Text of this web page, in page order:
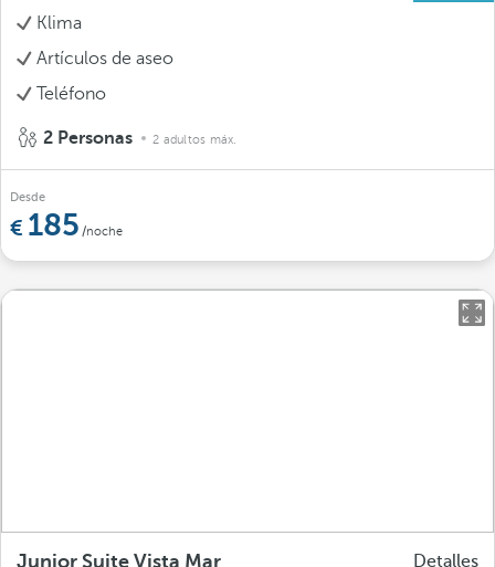
Klima
Artículos de aseo
Teléfono
2 Personas 2 adultos máx.
Desde
185 /noche
Junior Suite Vista Mar Detalles